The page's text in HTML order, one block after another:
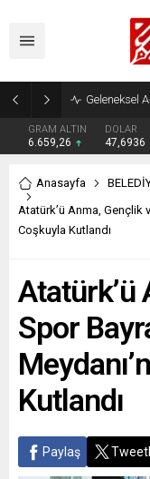
Geleneksel
GRAM ALTIN
6.659,26
DOLAR
47,6936
Anasayfa
Atatürk’ü Anma, Gençlik
Coşkuyla Kutlandı
Atatürk’ü
Spor
Kutlandı
Paylaş